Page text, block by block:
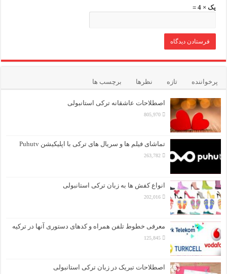
یک × 4 =
پرخواننده تازه نظرها برچسب ها
اصطلاحات عاشقانه ترکی استانبولی
805,970
تماشای فیلم ها و سریال های ترکی با اپلیکیشن Puhutv
263,782
انواع کفش ها به زبان ترکی استانبولی
202,016
معرفی خطوط تلفن همراه و کدهای دستوری آنها در ترکیه
125,845
اصطلاحات تبریک در زبان ترکی استانبولی